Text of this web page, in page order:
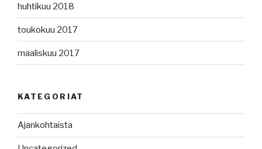
huhtikuu 2018
toukokuu 2017
maaliskuu 2017
KATEGORIAT
Ajankohtaista